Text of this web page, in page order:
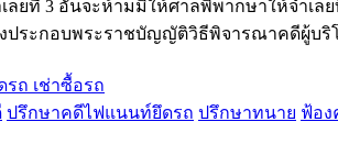
ลยที่ 3 อันจะห้ามมิให้ศาลพิพากษาให้จำ
ระกอบพระราชบัญญัติวิธีพิจารณาคดีผู้บริโ
ถ เช่าซื้อรถ
ปรึกษาคดีไฟแนนท์ยึดรถ ปรึกษาทนาย ฟ้อง